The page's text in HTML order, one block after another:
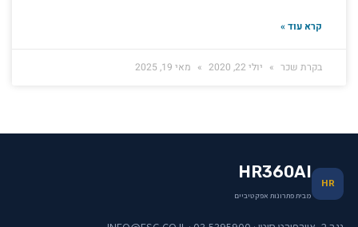
קרא עוד »
בקרת שכר יולי 22, 2020 מאי 19, 2025
HR
HR360AI
מבית פתרונות אפקטיביים